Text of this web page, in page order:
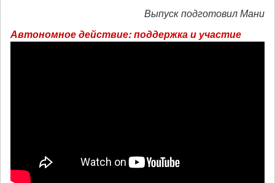
Выпуск подготовил Мани
Автономное действие: поддержка и участие